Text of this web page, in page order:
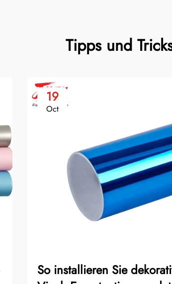
Tipps und
19
Oct
So installieren Sie